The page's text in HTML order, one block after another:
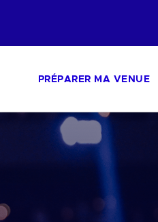
PRÉPARER MA VENUE